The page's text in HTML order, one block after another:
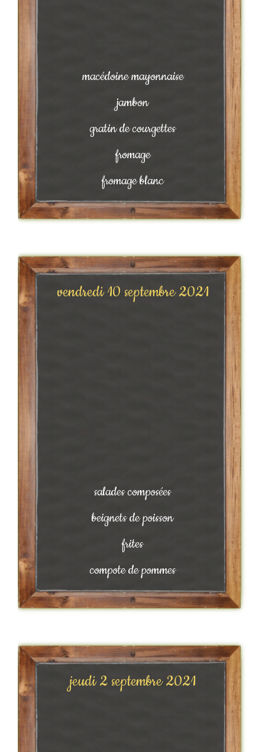
macédoine mayonnaise
jambon
gratin de courgettes
fromage
fromage blanc
vendredi 10 septembre 2021
salades composées
beignets de poisson
frites
compote de pommes
jeudi 2 septembre 2021